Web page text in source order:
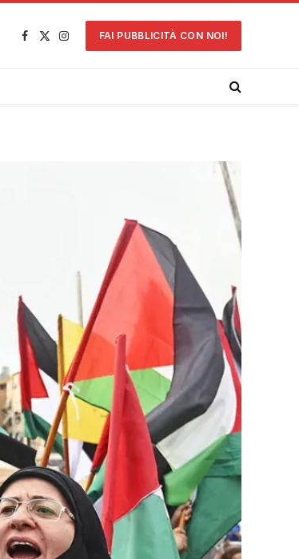
Facebook
X
Instagram
FAI PUBBLICITÀ CON NOI!